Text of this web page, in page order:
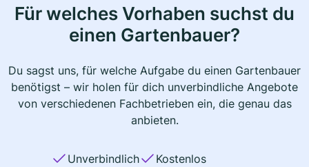
Für welches Vorhaben suchst du
einen Gartenbauer?
Du sagst uns, für welche Aufgabe du einen Gartenbauer
benötigst – wir holen für dich unverbindliche Angebote
von verschiedenen Fachbetrieben ein, die genau das
anbieten.
Unverbindlich
Kostenlos